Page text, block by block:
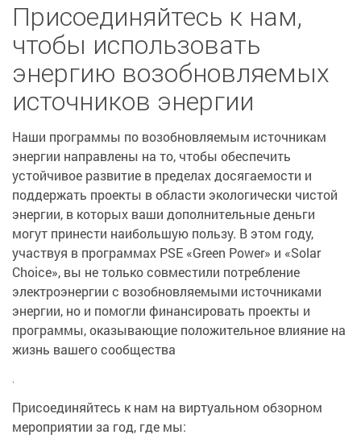
Присоединяйтесь к нам,
чтобы использовать
энергию возобновляемых
источников энергии
Наши программы по возобновляемым источникам
энергии направлены на то, чтобы обеспечить
устойчивое развитие в пределах досягаемости и
поддержать проекты в области экологически чистой
энергии, в которых ваши дополнительные деньги
могут принести наибольшую пользу. В этом году,
участвуя в программах PSE «Green Power» и «Solar
Choice», вы не только совместили потребление
электроэнергии с возобновляемыми источниками
энергии, но и помогли финансировать проекты и
программы, оказывающие положительное влияние на
жизнь вашего сообщества
.
Присоединяйтесь к нам на виртуальном обзорном
мероприятии за год, где мы: